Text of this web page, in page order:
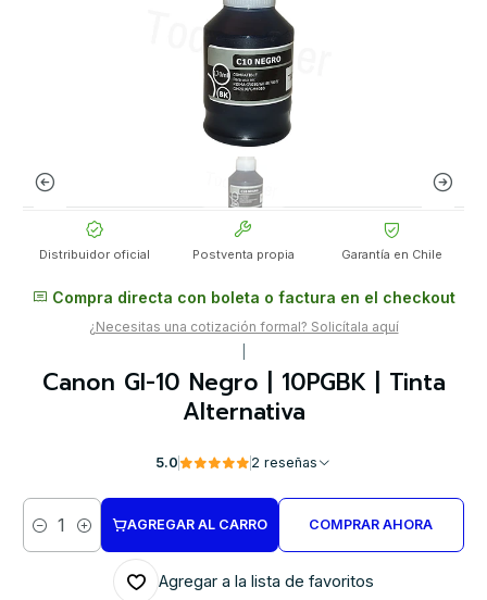
Distribuidor oficial Postventa propia Garantía en Chile
Compra directa con boleta o factura en el checkout
¿Necesitas una cotización formal? Solicítala aquí
Canon GI-10 Negro | 10PGBK | Tinta
Alternativa
5.0 2 reseñas
Cantidad
AGREGAR AL CARRO COMPRAR AHORA
Agregar a la lista de favoritos